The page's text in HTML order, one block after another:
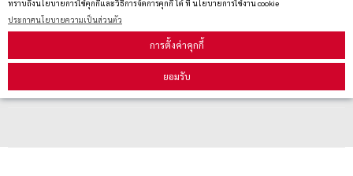
ทราบถึงนโยบายการใช้คุกกี้และวิธีการจัดการคุกกี้ ได้ ที่ นโยบายการใช้งาน cookie
ประกาศนโยบายความเป็นส่วนตัว
การตั้งค่าคุกกี้
ยอมรับ
สมัครรับข่าวสาร
รับข่าวสาร